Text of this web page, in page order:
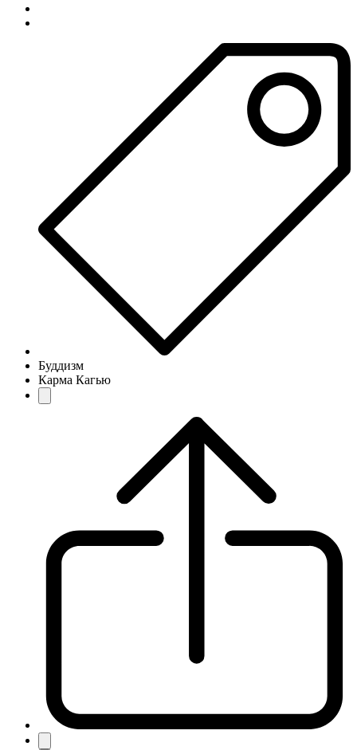
Буддизм
Карма Кагью